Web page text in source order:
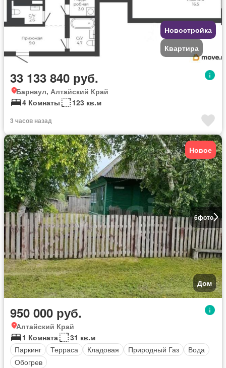
Новостройка
Квартира
33 133 840 руб.
Барнаул, Алтайский Край
4 Комнаты
123 кв.м
3 часов назад
6фото
Новое
Дом
950 000 руб.
Алтайский Край
1 Комната
31 кв.м
Паркинг
Терраса Кладовая Природный Газ
Вода
Обогрев